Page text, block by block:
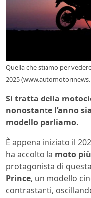
Quella che stiamo per
2025
Si tratta della
nonostante l’anno
modello parliamo.
È appena iniziato il
ha accolto la moto
protagonista di
Prince, un modello
contrastanti,